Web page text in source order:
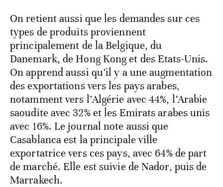
On retient aussi que les demandes sur ces
types de produits proviennent
principalement de la Belgique, du
Danemark, de Hong Kong et des Etats-Unis.
On apprend aussi qu’il y a une augmentation
des exportations vers les pays arabes,
notamment vers l’Algérie avec 44%, l’Arabie
saoudite avec 32% et les Emirats arabes unis
avec 16%. Le journal note aussi que
Casablanca est la principale ville
exportatrice vers ces pays, avec 64% de part
de marché. Elle est suivie de Nador, puis de
Marrakech.